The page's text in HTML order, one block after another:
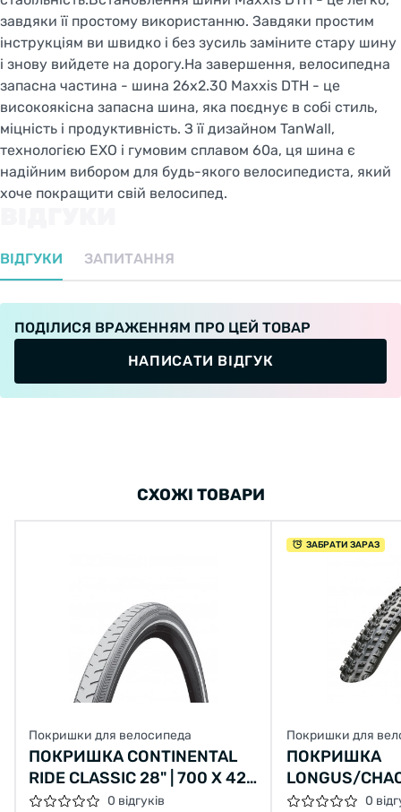
завдяки її простому використанню. Завдяки простим
інструкціям ви швидко і без зусиль заміните стару шину
і знову вийдете на дорогу.На завершення, велосипедна
запасна частина - шина 26x2.30 Maxxis DTH - це
високоякісна запасна шина, яка поєднує в собі стиль,
міцність і продуктивність. З її дизайном TanWall,
технологією EXO і гумовим сплавом 60a, ця шина є
надійним вибором для будь-якого велосипедиста, який
хоче покращити свій велосипед.
ВІДГУКИ ЗАПИТАННЯ
ПОДІЛИСЯ ВРАЖЕННЯМ ПРО ЦЕЙ ТОВАР
НАПИСАТИ ВІДГУК
СХОЖІ ТОВАРИ
Покришки для велосипеда
ПОКРИШКА CONTINENTAL
RIDE CLASSIC 28" | 700 X 42C
(40C) | 28 X 1.60 СІРА, НЕ
0 відгуків
ЗАБРАТИ ЗАРАЗ
Покришки для
ПОКРИШКА
LONGUS/
LANE 26X2,10
0